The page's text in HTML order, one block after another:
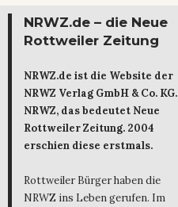
NRWZ.de – die Neue
Rottweiler Zeitung
NRWZ.de ist die Website der
NRWZ Verlag GmbH & Co. KG.
NRWZ, das bedeutet Neue
Rottweiler Zeitung. 2004
erschien diese erstmals.
Rottweiler Bürger haben die
NRWZ ins Leben gerufen. Im